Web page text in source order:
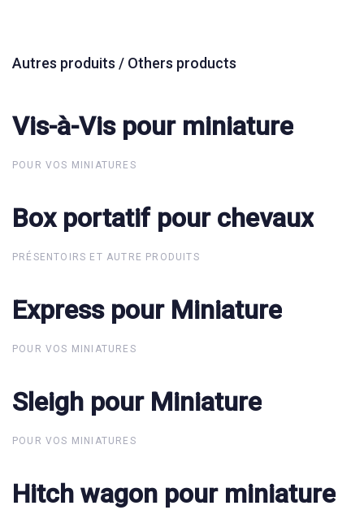
Autres produits / Others products
Vis-à-Vis pour miniature
Vis-à-Vis pour miniature
POUR VOS MINIATURES
Box portatif pour chevaux
Box portatif pour chevaux
PRÉSENTOIRS ET AUTRE PRODUITS
Express pour Miniature
Express pour Miniature
POUR VOS MINIATURES
Sleigh pour Miniature
Sleigh pour Miniature
POUR VOS MINIATURES
Hitch wagon pour miniature
Hitch wagon pour miniature